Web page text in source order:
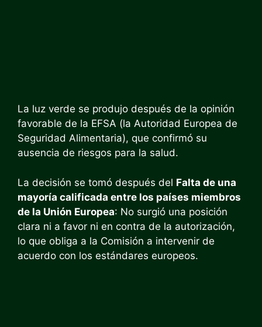
La luz verde se produjo después de la opinión
favorable de la EFSA (la Autoridad Europea de
Seguridad Alimentaria), que confirmó su
ausencia de riesgos para la salud.
La decisión se tomó después del Falta de una
mayoría calificada entre los países miembros
de la Unión Europea: No surgió una posición
clara ni a favor ni en contra de la autorización,
lo que obliga a la Comisión a intervenir de
acuerdo con los estándares europeos.